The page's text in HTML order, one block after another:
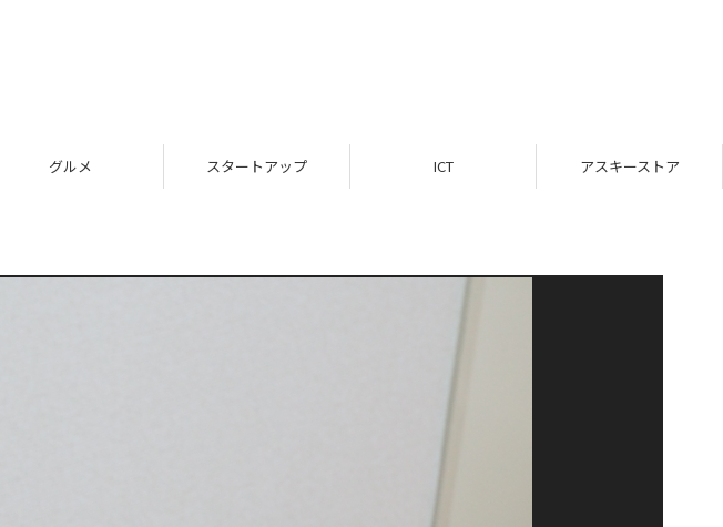
グルメ スタートアップ ICT アスキーストア